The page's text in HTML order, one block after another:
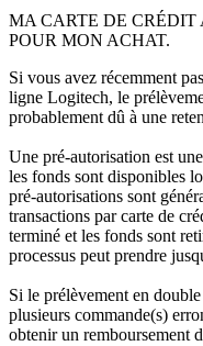
MA CARTE DE CRÉDIT
POUR MON ACHAT.
Si vous avez récemment
ligne Logitech, le
probablement dû à une
Une pré-autorisation est
les fonds sont disponibles
pré-autorisations sont
transactions par carte de
terminé et les fonds sont
processus peut prendre
Si le prélèvement en
plusieurs commande(s)
obtenir un remboursement